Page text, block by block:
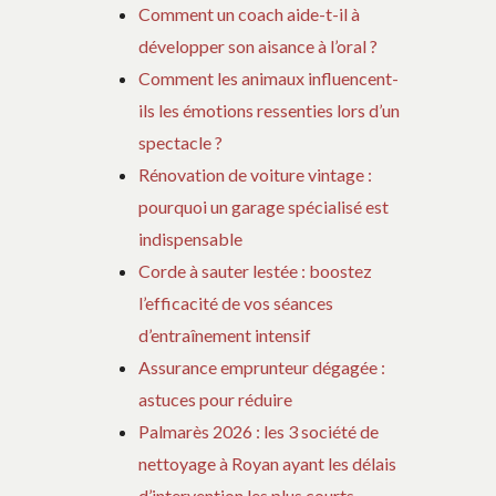
Comment un coach aide-t-il à
développer son aisance à l’oral ?
Comment les animaux influencent-
ils les émotions ressenties lors d’un
spectacle ?
Rénovation de voiture vintage :
pourquoi un garage spécialisé est
indispensable
Corde à sauter lestée : boostez
l’efficacité de vos séances
d’entraînement intensif
Assurance emprunteur dégagée :
astuces pour réduire
Palmarès 2026 : les 3 société de
nettoyage à Royan ayant les délais